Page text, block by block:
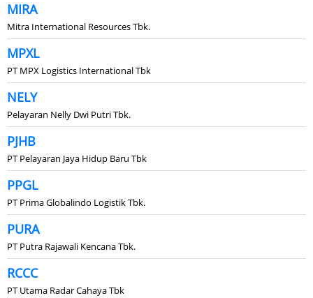
MIRA
Mitra International Resources Tbk.
MPXL
PT MPX Logistics International Tbk
NELY
Pelayaran Nelly Dwi Putri Tbk.
PJHB
PT Pelayaran Jaya Hidup Baru Tbk
PPGL
PT Prima Globalindo Logistik Tbk.
PURA
PT Putra Rajawali Kencana Tbk.
RCCC
PT Utama Radar Cahaya Tbk